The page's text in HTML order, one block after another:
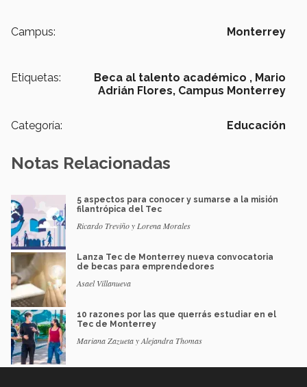
Campus: Monterrey
Etiquetas: Beca al talento académico , Mario
Adrián Flores, Campus Monterrey
Categoría: Educación
Notas Relacionadas
5 aspectos para conocer y sumarse a la misión
filantrópica del Tec
Ricardo Treviño y Lorena Morales
Lanza Tec de Monterrey nueva convocatoria
de becas para emprendedores
Asael Villanueva
10 razones por las que querrás estudiar en el
Tec de Monterrey
Mariana Zazueta y Alejandra Thomas